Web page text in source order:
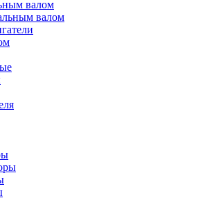
валом
валом